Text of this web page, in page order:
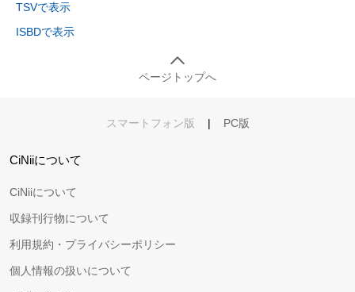
TSVで表示
ISBDで表示
ページトップへ
スマートフォン版 | PC版
CiNiiについて
CiNiiについて
収録刊行物について
利用規約・プライバシーポリシー
個人情報の扱いについて